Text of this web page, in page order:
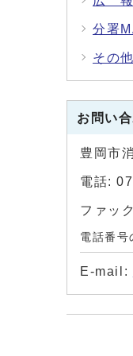
分署
その他
お問い
豊岡市
電話:
ファッ
電話番号
E-mail: